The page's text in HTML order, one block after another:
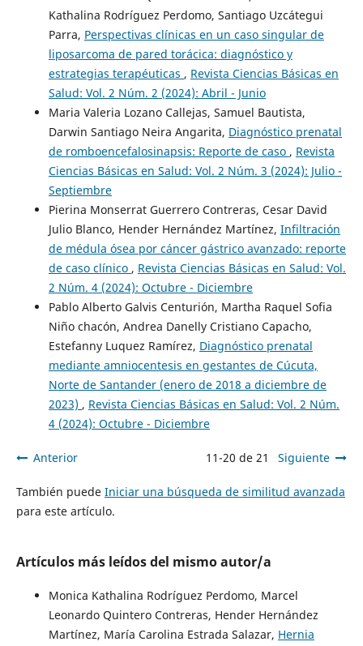
Kathalina Rodríguez Perdomo, Santiago Uzcátegui
Parra, Perspectivas clínicas en un caso singular de
liposarcoma de pared torácica: diagnóstico y
estrategias terapéuticas , Revista Ciencias Básicas en
Salud: Vol. 2 Núm. 2 (2024): Abril - Junio
Maria Valeria Lozano Callejas, Samuel Bautista,
Darwin Santiago Neira Angarita, Diagnóstico prenatal
de romboencefalosinapsis: Reporte de caso , Revista
Ciencias Básicas en Salud: Vol. 2 Núm. 3 (2024): Julio -
Septiembre
Pierina Monserrat Guerrero Contreras, Cesar David
Julio Blanco, Hender Hernández Martínez, Infiltración
de médula ósea por cáncer gástrico avanzado: reporte
de caso clínico , Revista Ciencias Básicas en Salud: Vol.
2 Núm. 4 (2024): Octubre - Diciembre
Pablo Alberto Galvis Centurión, Martha Raquel Sofia
Niño chacón, Andrea Danelly Cristiano Capacho,
Estefanny Luquez Ramírez, Diagnóstico prenatal
mediante amniocentesis en gestantes de Cúcuta,
Norte de Santander (enero de 2018 a diciembre de
2023) , Revista Ciencias Básicas en Salud: Vol. 2 Núm.
4 (2024): Octubre - Diciembre
Anterior 11-20 de 21 Siguiente
También puede Iniciar una búsqueda de similitud avanzada
para este artículo.
Artículos más leídos del mismo autor/a
Monica Kathalina Rodríguez Perdomo, Marcel
Leonardo Quintero Contreras, Hender Hernández
Martínez, María Carolina Estrada Salazar, Hernia